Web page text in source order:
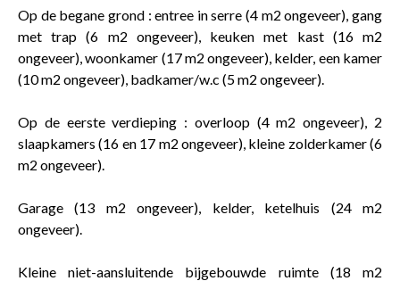
Op de begane grond : entree in serre (4 m2 ongeveer), gang
met trap (6 m2 ongeveer), keuken met kast (16 m2
ongeveer), woonkamer (17 m2 ongeveer), kelder, een kamer
(10 m2 ongeveer), badkamer/w.c (5 m2 ongeveer).
Op de eerste verdieping : overloop (4 m2 ongeveer), 2
slaapkamers (16 en 17 m2 ongeveer), kleine zolderkamer (6
m2 ongeveer).
Garage (13 m2 ongeveer), kelder, ketelhuis (24 m2
ongeveer).
Kleine niet-aansluitende bijgebouwde ruimte (18 m2